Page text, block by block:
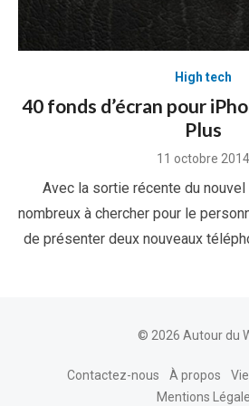
High tech
40 fonds d’écran pour
Plus
Posted
11 octobre 2014
Avec la sortie récente du
nombreux à chercher pour le
de présenter deux nouveaux
© 2026 Autour du
Contactez-nous À propos
Mentions